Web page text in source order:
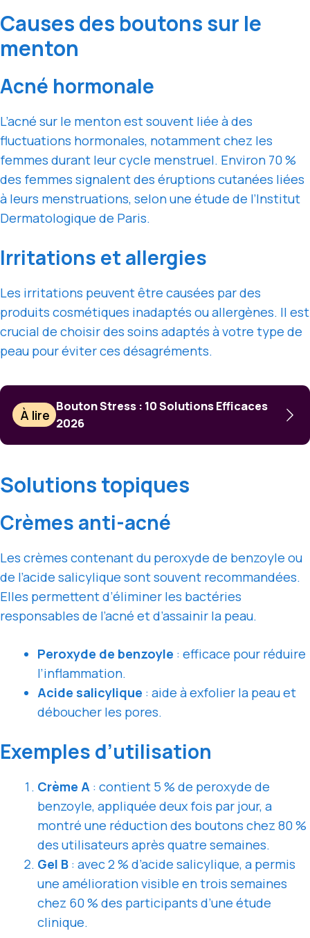
Causes des boutons sur le
menton
Acné hormonale
L’acné sur le menton est souvent liée à des
fluctuations hormonales, notamment chez les
femmes durant leur cycle menstruel. Environ 70 %
des femmes signalent des éruptions cutanées liées
à leurs menstruations, selon une étude de l’Institut
Dermatologique de Paris.
Irritations et allergies
Les irritations peuvent être causées par des
produits cosmétiques inadaptés ou allergènes. Il est
crucial de choisir des soins adaptés à votre type de
peau pour éviter ces désagréments.
À lire
Bouton Stress : 10 Solutions Efficaces
2026
Solutions topiques
Crèmes anti-acné
Les crèmes contenant du peroxyde de benzoyle ou
de l’acide salicylique sont souvent recommandées.
Elles permettent d’éliminer les bactéries
responsables de l’acné et d’assainir la peau.
Peroxyde de benzoyle : efficace pour réduire
l’inflammation.
Acide salicylique : aide à exfolier la peau et
déboucher les pores.
Exemples d’utilisation
Crème A : contient 5 % de peroxyde de
benzoyle, appliquée deux fois par jour, a
montré une réduction des boutons chez 80 %
des utilisateurs après quatre semaines.
Gel B : avec 2 % d’acide salicylique, a permis
une amélioration visible en trois semaines
chez 60 % des participants d’une étude
clinique.